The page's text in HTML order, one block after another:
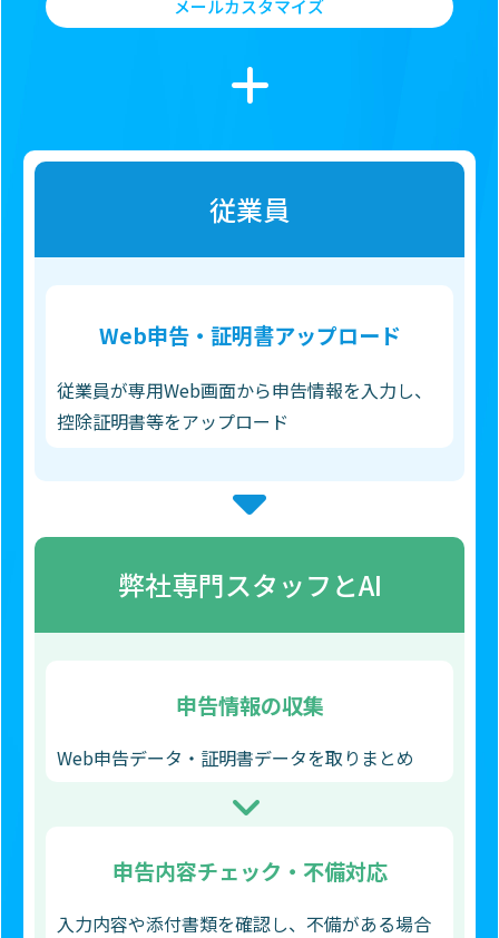
メールカスタマイズ
従業員
Web申告・証明書アップロード
従業員が専用Web画面から申告情報を入力し、
控除証明書等をアップロード
弊社専門スタッフとAI
申告情報の収集
Web申告データ・証明書データを取りまとめ
申告内容チェック・不備対応
入力内容や添付書類を確認し、不備がある場合